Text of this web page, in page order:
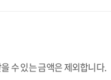
수 있는 금액은 제외합니다.